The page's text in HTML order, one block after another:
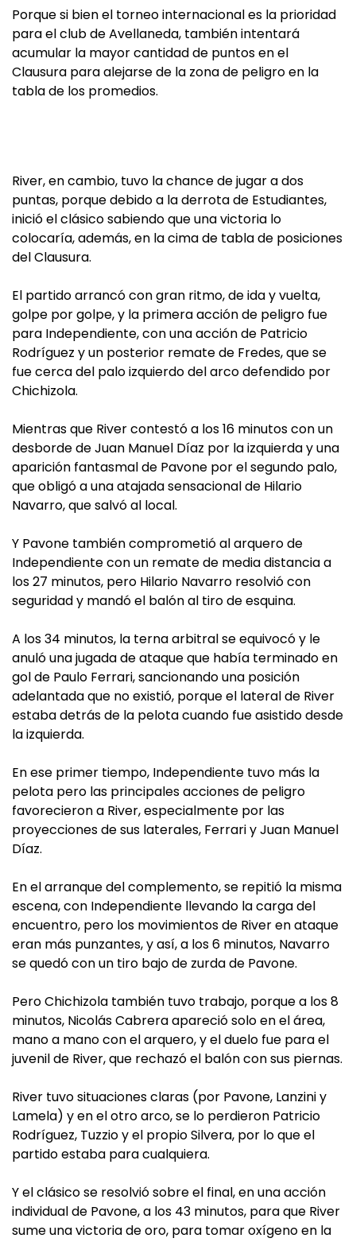
Porque si bien el torneo internacional es la prioridad
para el club de Avellaneda, también intentará
acumular la mayor cantidad de puntos en el
Clausura para alejarse de la zona de peligro en la
tabla de los promedios.
River, en cambio, tuvo la chance de jugar a dos
puntas, porque debido a la derrota de Estudiantes,
inició el clásico sabiendo que una victoria lo
colocaría, además, en la cima de tabla de posiciones
del Clausura.
El partido arrancó con gran ritmo, de ida y vuelta,
golpe por golpe, y la primera acción de peligro fue
para Independiente, con una acción de Patricio
Rodríguez y un posterior remate de Fredes, que se
fue cerca del palo izquierdo del arco defendido por
Chichizola.
Mientras que River contestó a los 16 minutos con un
desborde de Juan Manuel Díaz por la izquierda y una
aparición fantasmal de Pavone por el segundo palo,
que obligó a una atajada sensacional de Hilario
Navarro, que salvó al local.
Y Pavone también comprometió al arquero de
Independiente con un remate de media distancia a
los 27 minutos, pero Hilario Navarro resolvió con
seguridad y mandó el balón al tiro de esquina.
A los 34 minutos, la terna arbitral se equivocó y le
anuló una jugada de ataque que había terminado en
gol de Paulo Ferrari, sancionando una posición
adelantada que no existió, porque el lateral de River
estaba detrás de la pelota cuando fue asistido desde
la izquierda.
En ese primer tiempo, Independiente tuvo más la
pelota pero las principales acciones de peligro
favorecieron a River, especialmente por las
proyecciones de sus laterales, Ferrari y Juan Manuel
Díaz.
En el arranque del complemento, se repitió la misma
escena, con Independiente llevando la carga del
encuentro, pero los movimientos de River en ataque
eran más punzantes, y así, a los 6 minutos, Navarro
se quedó con un tiro bajo de zurda de Pavone.
Pero Chichizola también tuvo trabajo, porque a los 8
minutos, Nicolás Cabrera apareció solo en el área,
mano a mano con el arquero, y el duelo fue para el
juvenil de River, que rechazó el balón con sus piernas.
River tuvo situaciones claras (por Pavone, Lanzini y
Lamela) y en el otro arco, se lo perdieron Patricio
Rodríguez, Tuzzio y el propio Silvera, por lo que el
partido estaba para cualquiera.
Y el clásico se resolvió sobre el final, en una acción
individual de Pavone, a los 43 minutos, para que River
sume una victoria de oro, para tomar oxígeno en la